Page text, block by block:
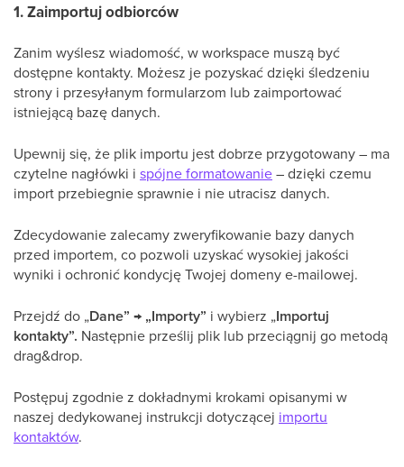
1. Zaimportuj odbiorców
Zanim wyślesz wiadomość, w workspace muszą być
dostępne kontakty. Możesz je pozyskać dzięki śledzeniu
strony i przesyłanym formularzom lub zaimportować
istniejącą bazę danych.
Upewnij się, że plik importu jest dobrze przygotowany – ma
czytelne nagłówki i spójne formatowanie– dzięki czemu
import przebiegnie sprawnie i nie utracisz danych.
Zdecydowanie zalecamy zweryfikowanie bazy danych
przed importem, co pozwoli uzyskać wysokiej jakości
wyniki i ochronić kondycję Twojej domeny e-mailowej.
Przejdź do „Dane” → „Importy” i wybierz „Importuj
kontakty”. Następnie prześlij plik lub przeciągnij go metodą
drag&drop.
Postępuj zgodnie z dokładnymi krokami opisanymi w
naszej dedykowanej instrukcji dotyczącej importu
kontaktów.